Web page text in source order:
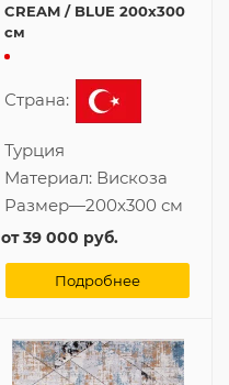
CREAM / BLUE 200x300
см
Страна:
Турция
Материал: Вискоза
Размер—200x300 см
от39 000 руб.
Подробнее